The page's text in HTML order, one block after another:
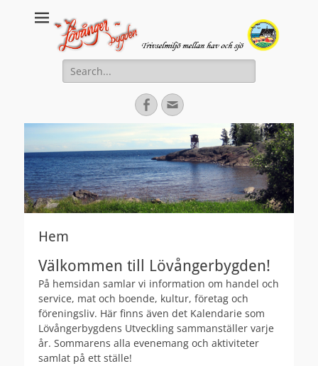
Lovanger.se
Välkommen till Lövånger
Search
for:
Facebook
Email
Hem
Välkommen till Lövångerbygden!
På hemsidan samlar vi information om handel och
service, mat och boende, kultur, företag och
föreningsliv. Här finns även det Kalendarie som
Lövångerbygdens Utveckling sammanställer varje
år. Sommarens alla evenemang och aktiviteter
samlat på ett ställe!